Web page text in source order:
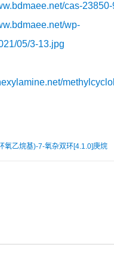
cas-
wp-
05/3-13.jpg
氧乙烷基)-7-氧杂双环[4.1.0]庚烷